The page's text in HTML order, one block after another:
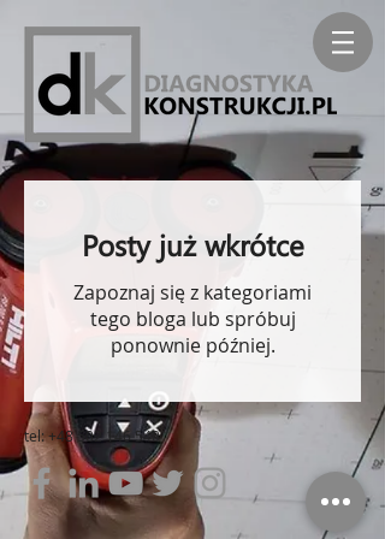
Posty już wkrótce
Zapoznaj się z kategoriami
tego bloga lub spróbuj
ponownie później.
tel: +48 502 146 540